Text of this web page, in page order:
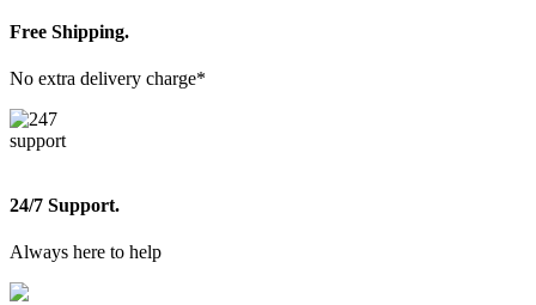
Free Shipping.
No extra delivery charge*
24/7 Support.
Always here to help